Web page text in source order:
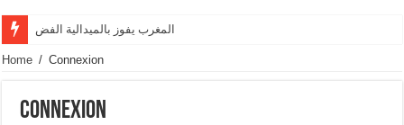
المغرب يفوز بالميدالية الفضية وينال تنويه
Home / Connexion
Connexion